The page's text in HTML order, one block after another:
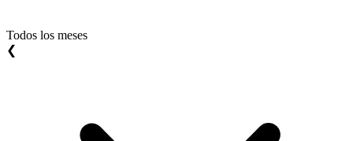
Todos los meses
❮